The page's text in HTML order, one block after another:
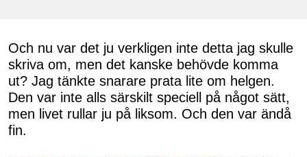
Och nu var det ju verkligen inte detta jag skulle
skriva om, men det kanske behövde komma
ut? Jag tänkte snarare prata lite om helgen.
Den var inte alls särskilt speciell på något sätt,
men livet rullar ju på liksom. Och den var ändå
fin.